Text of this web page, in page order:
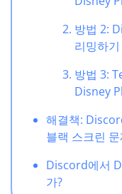
방법 2:
리밍하기
방법 3:
Disney
해결책:
블랙 스크린
Discord에서
가?